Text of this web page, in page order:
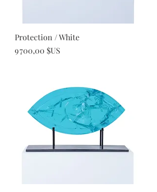
Protection / White
Prix
9 700,00 $US